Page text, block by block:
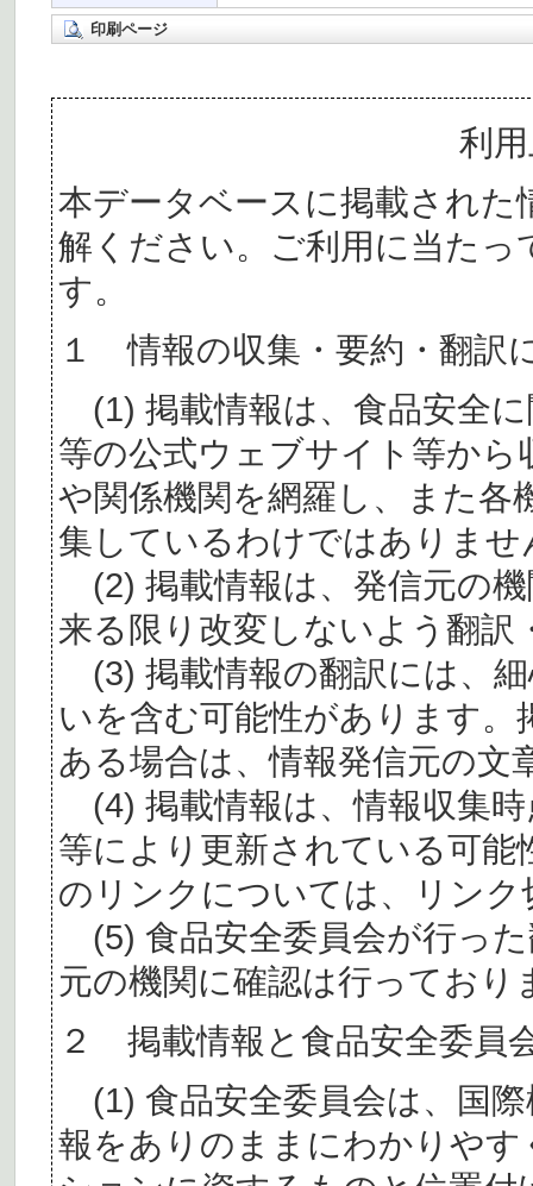
印刷ページ
利
本データベースに掲載された
解ください。ご利用に当た
す。
１ 情報の収集・要約・翻訳
(1) 掲載情報は、食品安全
等の公式ウェブサイト等か
や関係機関を網羅し、また各
集しているわけではありませ
(2) 掲載情報は、発信元の
来る限り改変しないよう翻訳
(3) 掲載情報の翻訳には、
いを含む可能性があります。
ある場合は、情報発信元の文
(4) 掲載情報は、情報収集
等により更新されている可
のリンクについては、リン
(5) 食品安全委員会が行っ
元の機関に確認は行っており
２ 掲載情報と食品安全委員
(1) 食品安全委員会は、国
報をありのままにわかりや